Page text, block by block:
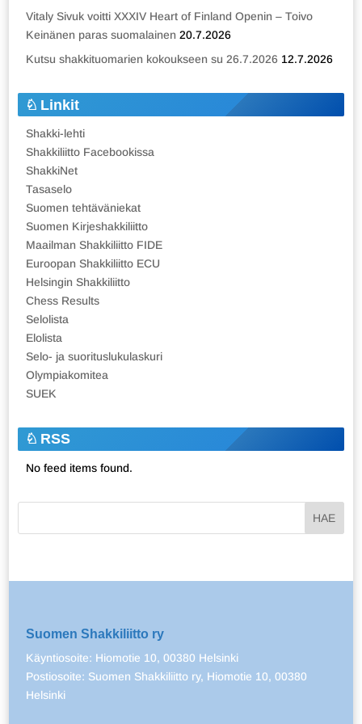
Vitaly Sivuk voitti XXXIV Heart of Finland Openin – Toivo
Keinänen paras suomalainen 20.7.2026
Kutsu shakkituomarien kokoukseen su 26.7.2026 12.7.2026
Linkit
Shakki-lehti
Shakkiliitto Facebookissa
ShakkiNet
Tasaselo
Suomen tehtäväniekat
Suomen Kirjeshakkiliitto
Maailman Shakkiliitto FIDE
Euroopan Shakkiliitto ECU
Helsingin Shakkiliitto
Chess Results
Selolista
Elolista
Selo- ja suorituslukulaskuri
Olympiakomitea
SUEK
RSS
No feed items found.
Suomen Shakkiliitto ry
Käyntiosoite: Hiomotie 10, 00380 Helsinki
Postiosoite: Suomen Shakkiliitto ry, Hiomotie 10, 00380
Helsinki